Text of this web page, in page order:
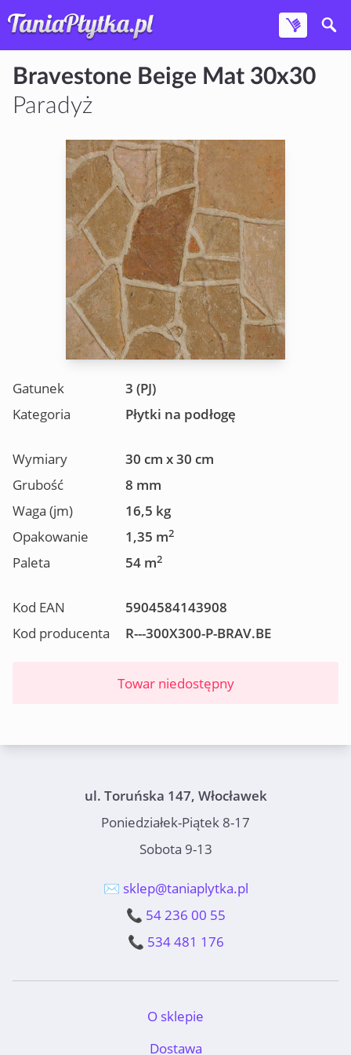
Bravestone Beige Mat 30x30
Paradyż
Gatunek
3 (PJ)
Kategoria
Płytki na podłogę
Wymiary
30 cm x 30 cm
Grubość
8 mm
Waga (jm)
16,5 kg
Opakowanie
1,35 m2
Paleta 54 m2
Kod EAN
5904584143908
Kod producenta
R---300X300-P-BRAV.BE
Towar niedostępny
ul. Toruńska 147, Włocławek
Poniedziałek-Piątek 8-17
Sobota 9-13
✉️ sklep@taniaplytka.pl
📞 54 236 00 55
📞 534 481 176
O sklepie
Dostawa